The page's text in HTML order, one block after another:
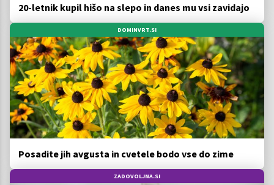
20-letnik kupil hišo na slepo in danes mu vsi zavidajo
DOMINVRT.SI
Posadite jih avgusta in cvetele bodo vse do zime
ZADOVOLJNA.SI